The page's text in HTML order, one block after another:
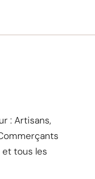
: Artisans,
tous les